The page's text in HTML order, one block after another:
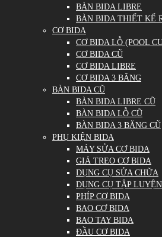
BÀN BIDA LIBRE
BÀN BIDA THIẾT KẾ
CƠ BIDA
CƠ BIDA LỖ (POOL
CƠ BIDA CŨ
CƠ BIDA LIBRE
CƠ BIDA 3 BĂNG
BÀN BIDA CŨ
BÀN BIDA LIBRE CŨ
BÀN BIDA LỖ CŨ
BÀN BIDA 3 BĂNG CŨ
PHỤ KIỆN BIDA
MÁY SỬA CƠ BIDA
GIÁ TREO CƠ BIDA
DỤNG CỤ SỬA CHỮA
DỤNG CỤ TẬP LUYỆN
PHÍP CƠ BIDA
BAO CƠ BIDA
BAO TAY BIDA
ĐẦU CƠ BIDA